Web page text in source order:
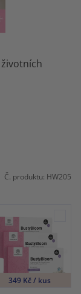
Č. produktu: HW205
349 Kč / kus